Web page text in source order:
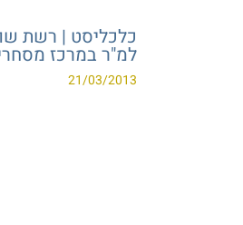
למ"ר במרכז
21/03/2013